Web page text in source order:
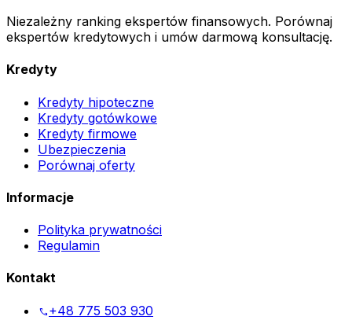
Niezależny ranking ekspertów finansowych. Porównaj
ekspertów kredytowych i umów darmową konsultację.
Kredyty
Kredyty hipoteczne
Kredyty gotówkowe
Kredyty firmowe
Ubezpieczenia
Porównaj oferty
Informacje
Polityka prywatności
Regulamin
Kontakt
phone+48 775 503 930